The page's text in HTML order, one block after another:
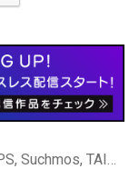
[ニュース] AAAMYYY, RADWIMPS, Suchmos, TAIKING, Tempalay, 藤井 風